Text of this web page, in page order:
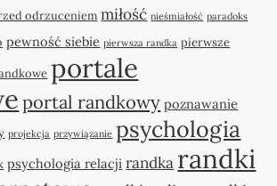
odrzuceniem miłość nieśmiałość paradoks
pewność siebie pierwsza randka pierwsze
portale
portal randkowy poznawanie
projekcja przywiązanie psychologia
psychologia relacji randka randki